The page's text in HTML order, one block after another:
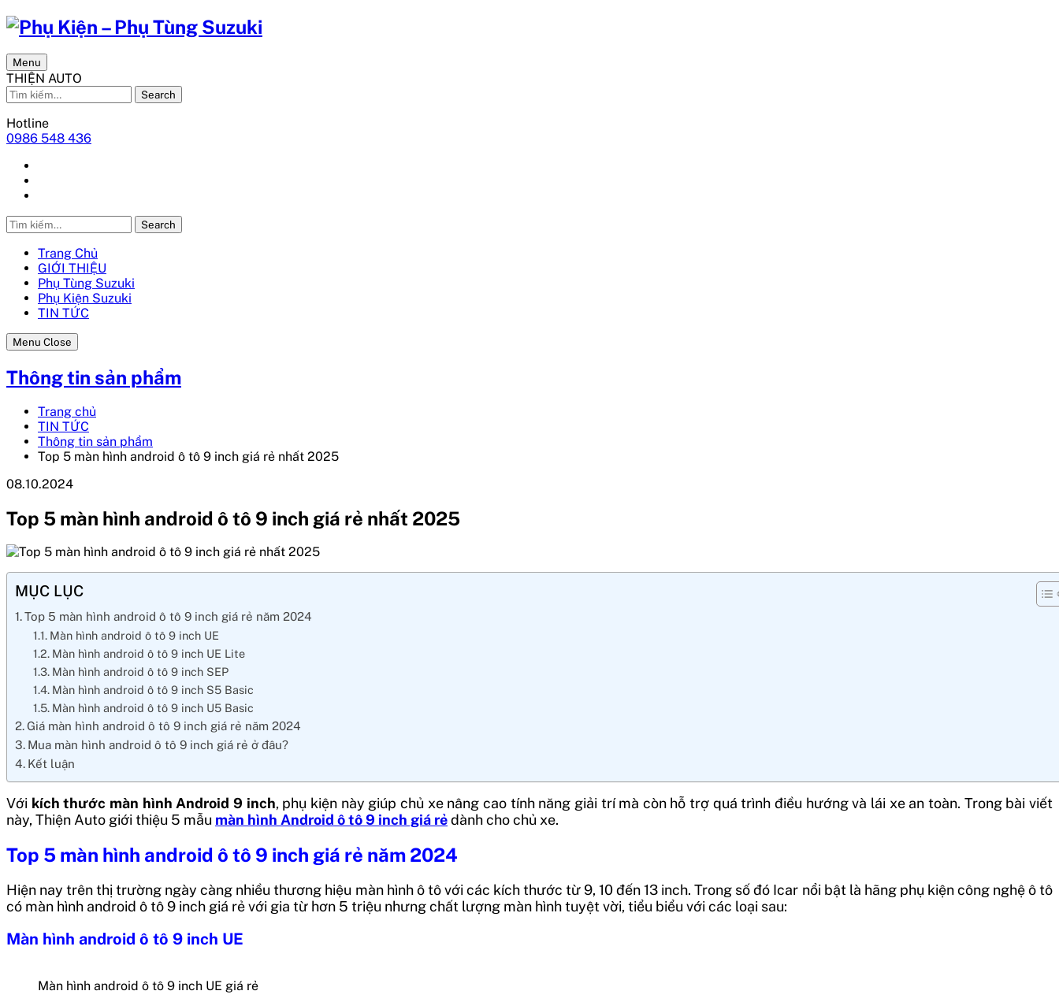
Menu
THIỆN AUTO
Search
Hotline
0986 548 436
Search
Trang Chủ
GIỚI THIỆU
Phụ Tùng Suzuki
Phụ Kiện Suzuki
TIN TỨC
Menu Close
Thông tin sản phẩm
Trang chủ
TIN TỨC
Thông tin sản phẩm
Top 5 màn hình android ô tô 9 inch giá rẻ nhất 2025
08.10.2024
Top 5 màn hình android ô tô 9 inch giá rẻ nhất 2025
MỤC LỤC
Top 5 màn hình android ô tô 9 inch giá rẻ năm 2024
Màn hình android ô tô 9 inch UE
Màn hình android ô tô 9 inch UE Lite
Màn hình android ô tô 9 inch SEP
Màn hình android ô tô 9 inch S5 Basic
Màn hình android ô tô 9 inch U5 Basic
Giá màn hình android ô tô 9 inch giá rẻ năm 2024
Mua màn hình android ô tô 9 inch giá rẻ ở đâu?
Kết luận
Với kích thước màn hình Android 9 inch, phụ kiện này giúp chủ xe nâng cao tính năng giải trí mà còn hỗ trợ quá trình điều hướng và lái xe an toàn. Trong bài viết
này, Thiện Auto giới thiệu 5 mẫu màn hình Android ô tô 9 inch giá rẻdành cho chủ xe.
Top 5 màn hình android ô tô 9 inch giá rẻ năm 2024
Hiện nay trên thị trường ngày càng nhiều thương hiệu màn hình ô tô với các kích thước từ 9, 10 đến 13 inch. Trong số đó Icar nổi bật là hãng phụ kiện công nghệ ô tô
có màn hình android ô tô 9 inch giá rẻ với gia từ hơn 5 triệu nhưng chất lượng màn hình tuyệt vời, tiểu biểu với các loại sau:
Màn hình android ô tô 9 inch UE
Màn hình android ô tô 9 inch UE giá rẻ